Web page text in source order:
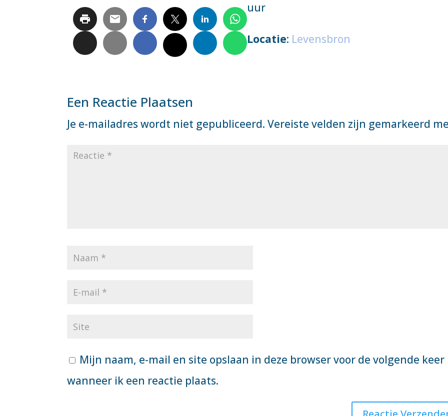
uur
Locatie: Levensbron
Een Reactie Plaatsen
Je e-mailadres wordt niet gepubliceerd. Vereiste velden zijn gemarkeerd
Mijn naam, e-mail en site opslaan in deze browser voor de volgende keer
wanneer ik een reactie plaats.